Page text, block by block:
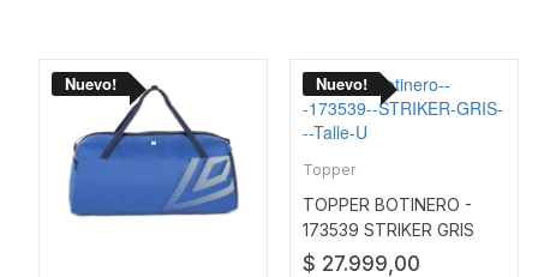
Topper
TOPPER BOTINERO -
173539 STRIKER GRIS
$ 27.999,00